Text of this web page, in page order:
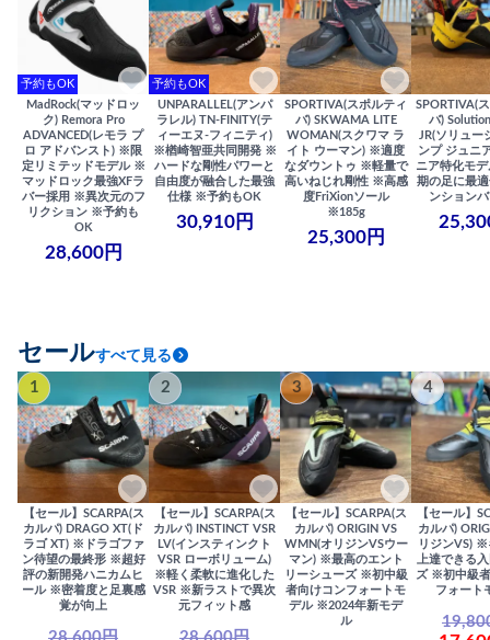
予約もOK
MadRock(マッドロッ
ク) Remora Pro
ADVANCED(レモラ プ
ロ アドバンスト) ※限
定リミテッドモデル ※
マッドロック最強XFラ
バー採用 ※異次元のフ
リクション ※予約も
OK
28,600円
予約もOK
UNPARALLEL(アンパ
ラレル) TN-FINITY(テ
ィーエヌ-フィニティ)
※楢崎智亜共同開発 ※
ハードな剛性パワーと
自由度が融合した最強
仕様 ※予約もOK
30,910円
SPORTIVA(スポルティ
バ) SKWAMA LITE
WOMAN(スクワマ ラ
イト ウーマン) ※適度
なダウントゥ ※軽量で
高いねじれ剛性 ※高感
度FriXionソール
※185g
25,300円
SPORTIVA(
バ)
JR(ソリュー
ンプ ジュニ
ニア特化モ
期の足に最
ンション
セールすべて見る
1
【セール】SCARPA(ス
カルパ) DRAGO XT(ド
ラゴ XT) ※ドラゴファ
ン待望の最終形 ※超好
評の新開発ハニカムヒ
ール ※密着度と足裏感
覚が向上
2
【セール】SCARPA(ス
カルパ) INSTINCT VSR
LV(インスティンクト
VSR ローボリューム)
※軽く柔軟に進化した
VSR ※新ラストで異次
元フィット感
3
【セール】SCARPA(ス
カルパ) ORIGIN VS
WMN(オリジンVSウー
マン) ※最高のエント
リーシューズ ※初中級
者向けコンフォートモ
デル ※2024年新モデ
ル
4
【セール】
カルパ)
リジンVS) ※
上達できる
ズ ※初中級
フォート